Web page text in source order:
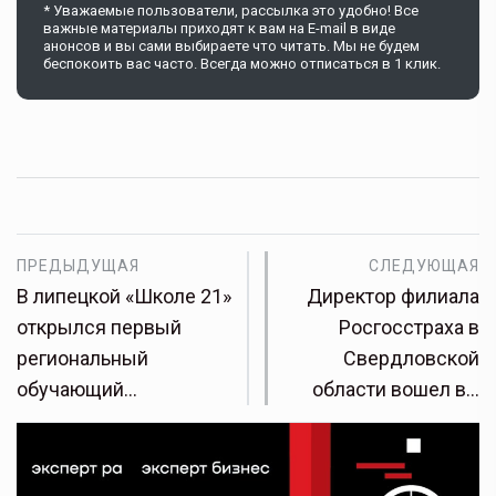
* Уважаемые пользователи, рассылка это удобно! Все
важные материалы приходят к вам на E-mail в виде
анонсов и вы сами выбираете что читать. Мы не будем
беспокоить вас часто. Всегда можно отписаться в 1 клик.
ПРЕДЫДУЩАЯ
В липецкой «Школе 21»
открылся первый
региональный
обучающий…
СЛЕДУЮЩАЯ
Директор филиала
Росгосстраха в
Свердловской
области вошел в…